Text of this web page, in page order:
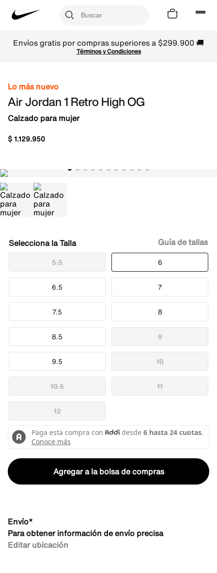
Envíos gratis por compras superiores a $299.900 🚚
Términos y Condiciones
Lo más nuevo
Air Jordan 1 Retro High OG
Calzado para mujer
$1.129.950
Talla
5.5 6
6.5 7
7.5 8
8.5 9
9.5 10
10.5 11
12
Guía de tallas
Agregar a la bolsa de compras
Envío*
Para obtener información de envío precisa
Editar ubicación